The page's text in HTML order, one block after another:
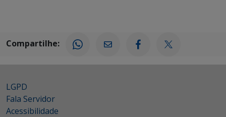
Compartilhe:
LGPD
Fala Servidor
Acessibilidade